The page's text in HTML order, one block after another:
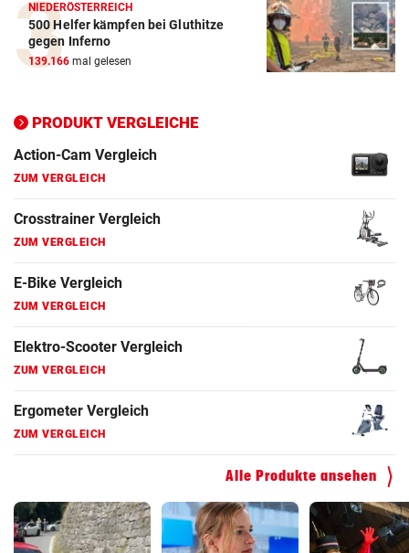
NIEDERÖSTERREICH
500 Helfer kämpfen bei Gluthitze
gegen Inferno
139.166 mal gelesen
PRODUKT VERGLEICHE
ZUM VERGLEICH
Crosstrainer Vergleich
E-Bike Vergleich
Elektro-Scooter Vergleich
ZUM VERGLEICH
Ergometer Vergleich
ZUM VERGLEICH
Fahrrad Test
ZUM VERGLEICH
Fahrradanhänger Vergleich
Faszienrolle Vergleich
Hoverboard Vergleich
ZUM VERGLEICH
Alle Produkte ansehen